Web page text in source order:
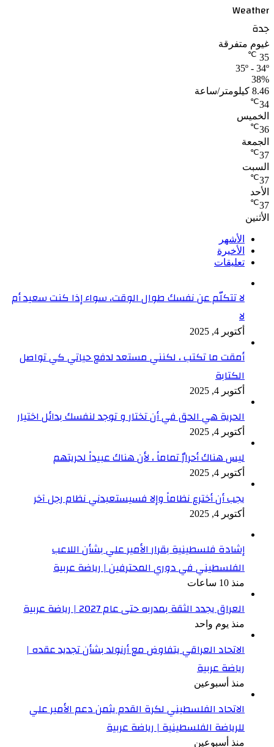
Weather
جدة
غيوم متفرقة
35
℃
35º - 34º
38%
8.46 كيلومتر/ساعة
34
℃
الخميس
36
℃
الجمعة
37
℃
السبت
37
℃
الأحد
37
℃
الأثنين
الأشهر
الأخيرة
تعليقات
لا تتكلّم عن نفسك طوال الوقت، سواء إذا كنت سعيد أم
لا
أكتوبر 4, 2025
أمقت ما تكتب ، لكنني مستعد لدفع حياتي كي تواصل
الكتابة
أكتوبر 4, 2025
الحرية هي الحق في أن تختار و توجد لنفسك بدائل اختيار
أكتوبر 4, 2025
ليس هناك أحرارٌ تماماً ، لأن هناك عبيداً لحريتهم
أكتوبر 4, 2025
يجب أن أخترع نظاماً وإلا فسيستعبدني نظام رجل آخر
أكتوبر 4, 2025
إشادة فلسطينية بقرار الأمير علي بشأن اللاعب
الفلسطيني في دوري المحترفين | رياضة عربية
منذ 10 ساعات
العراق يجدد الثقة بمدربه حتى عام 2027 | رياضة عربية
منذ يوم واحد
الاتحاد العراقي يتفاوض مع أرنولد بشأن تجديد عقده |
رياضة عربية
منذ أسبوعين
الاتحاد الفلسطيني لكرة القدم يثمن دعم الأمير علي
للرياضة الفلسطينية | رياضة عربية
منذ أسبوعين